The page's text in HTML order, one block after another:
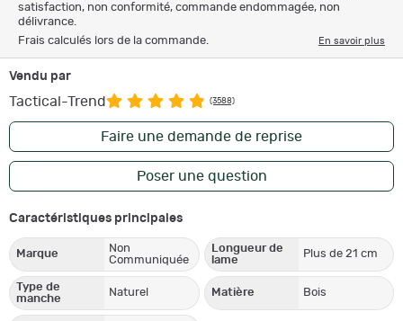
satisfaction, non conformité, commande endommagée, non
délivrance.
Frais calculés lors de la commande.
En savoir plus
Vendu par
Tactical-Trend (3588)
Faire une demande de reprise
Poser une question
Caractéristiques principales
Marque
Non
Communiquée
Longueur de
lame
Plus de 21 cm
Type de
manche
Naturel Matière Bois